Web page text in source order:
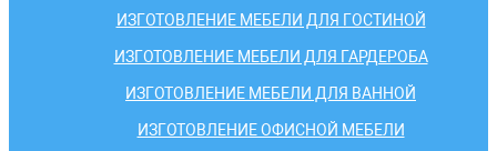
ИЗГОТОВЛЕНИЕ МЕБЕЛИ ДЛЯ ГОСТИНОЙ
ИЗГОТОВЛЕНИЕ МЕБЕЛИ ДЛЯ ГАРДЕРОБА
ИЗГОТОВЛЕНИЕ МЕБЕЛИ ДЛЯ ВАННОЙ
ИЗГОТОВЛЕНИЕ ОФИСНОЙ МЕБЕЛИ